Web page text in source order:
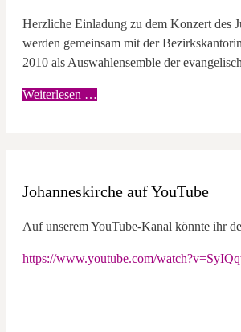
Herzliche Einladung zu dem Konzert des
werden gemeinsam mit der
2010 als Auswahlensemble der
Weiterlesen …
Johanneskirche auf YouTube
Auf unserem YouTube-Kanal könnte ihr
https://www.youtube.com/